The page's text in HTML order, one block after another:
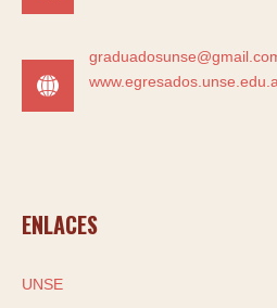
ENLACES
UNSE